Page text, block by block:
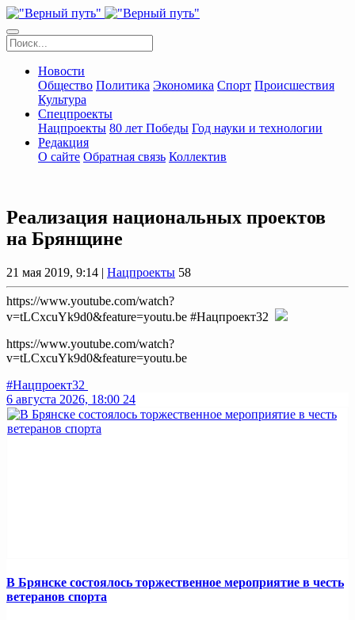
Новости
Общество Политика Экономика Спорт Происшествия
Культура
Спецпроекты
Нацпроекты 80 лет Победы Год науки и технологии
Редакция
О сайте Обратная связь Коллектив
Реализация национальных проектов
на Брянщине
21 мая 2019, 9:14 | Нацпроекты 58
https://www.youtube.com/watch?
v=tLCxcuYk9d0&feature=youtu.be #Нацпроект32
https://www.youtube.com/watch?
v=tLCxcuYk9d0&feature=youtu.be
#Нацпроект32
6 августа 2026, 18:00 24
В Брянске состоялось торжественное мероприятие в честь
ветеранов спорта